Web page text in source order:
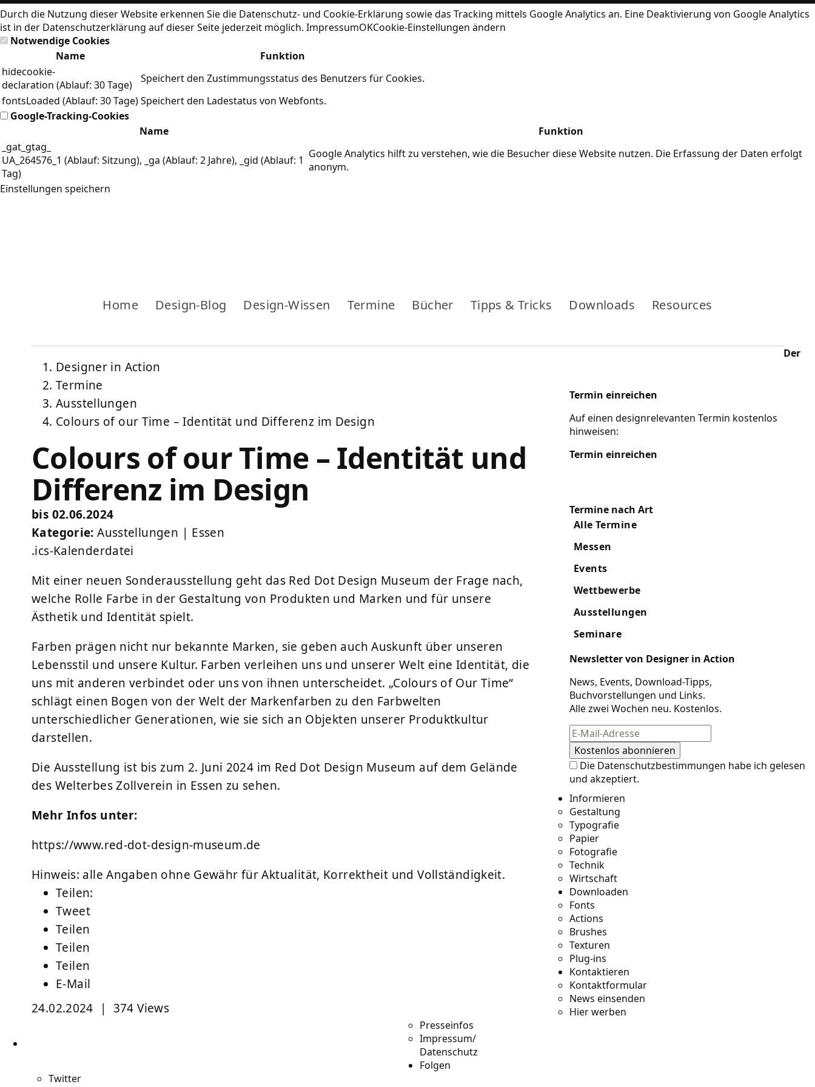
Durch die Nutzung dieser Website erkennen Sie die Datenschutz- und Cookie-Erklärung sowie das Tracking mittels Google Analytics an. Eine Deaktivierung von Google Analytics
ist in der Datenschutzerklärung auf dieser Seite jederzeit möglich. ImpressumOKCookie-Einstellungen ändern
Notwendige Cookies
Name
Funktion
hidecookie-
declaration (Ablauf: 30 Tage)
Speichert den Zustimmungsstatus des Benutzers für Cookies.
fontsLoaded (Ablauf: 30 Tage)Speichert den Ladestatus von Webfonts.
Google-Tracking-Cookies
Name
Funktion
_gat_gtag_
UA_264576_1 (Ablauf: Sitzung), _ga (Ablauf: 2 Jahre), _gid (Ablauf: 1
Tag)
Google Analytics hilft zu verstehen, wie die Besucher diese Website nutzen. Die Erfassung der Daten erfolgt
anonym.
Einstellungen speichern
Home Design-Blog Design-Wissen Termine Bücher Tipps & Tricks Downloads Resources
Designer in Action
Termine
Ausstellungen
Colours of our Time – Identität und Differenz im Design
Colours of our Time – Identität und
Differenz im Design
bis 02.06.2024
Kategorie:Ausstellungen | Essen
.ics-Kalenderdatei
Mit einer neuen Sonderausstellung geht das Red Dot Design Museum der Frage nach,
welche Rolle Farbe in der Gestaltung von Produkten und Marken und für unsere
Ästhetik und Identität spielt.
Farben prägen nicht nur bekannte Marken, sie geben auch Auskunft über unseren
Lebensstil und unsere Kultur. Farben verleihen uns und unserer Welt eine Identität, die
uns mit anderen verbindet oder uns von ihnen unterscheidet. „Colours of Our Time“
schlägt einen Bogen von der Welt der Markenfarben zu den Farbwelten
unterschiedlicher Generationen, wie sie sich an Objekten unserer Produktkultur
darstellen.
Die Ausstellung ist bis zum 2. Juni 2024 im Red Dot Design Museum auf dem Gelände
des Welterbes Zollverein in Essen zu sehen.
Mehr Infos unter:
https://www.red-dot-design-museum.de
Hinweis: alle Angaben ohne Gewähr für Aktualität, Korrektheit und Vollständigkeit.
Teilen:
Tweet
Teilen
Teilen
Teilen
E-Mail
24.02.2024 | 374 Views
Termin einreichen
Auf einen designrelevanten Termin kostenlos
hinweisen:
Termin einreichen
Termine nach Art
Alle Termine
Messen
Events
Wettbewerbe
Ausstellungen
Seminare
Der
Newsletter von Designer in Action
News, Events, Download-Tipps,
Buchvorstellungen und Links.
Alle zwei Wochen neu. Kostenlos.
Die Datenschutzbestimmungen habe ich gelesen
und akzeptiert.
Informieren
Gestaltung
Typografie
Papier
Fotografie
Technik
Wirtschaft
Downloaden
Fonts
Actions
Brushes
Texturen
Plug-ins
Kontaktieren
Kontaktformular
News einsenden
Hier werben
Presseinfos
Impressum/
Datenschutz
Folgen
Twitter